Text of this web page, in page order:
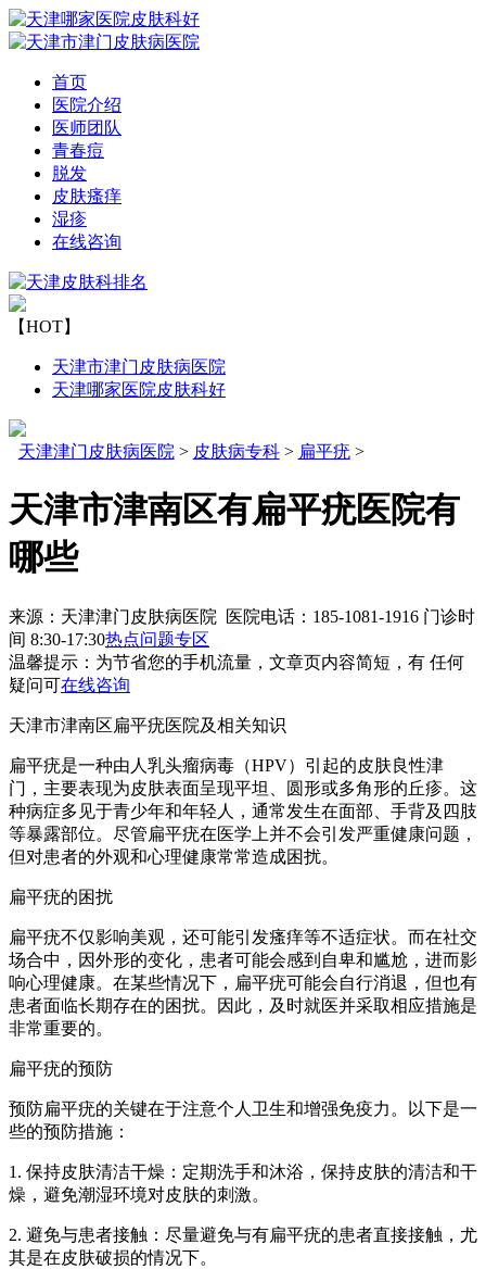
首页
医院介绍
医师团队
青春痘
脱发
皮肤瘙痒
湿疹
在线咨询
【HOT】
天津市津门皮肤病医院
天津哪家医院皮肤科好
天津津门皮肤病医院 > 皮肤病专科> 扁平疣>
天津市津南区有扁平疣医院有
哪些
来源：天津津门皮肤病医院 医院电话：185-1081-1916 门诊时
间 8:30-17:30热点问题专区
温馨提示： 为节省您的手机流量，文章页内容简短，有 任何
疑问可在线咨询
天津市津南区扁平疣医院及相关知识
扁平疣是一种由人乳头瘤病毒（HPV）引起的皮肤良性津
门，主要表现为皮肤表面呈现平坦、圆形或多角形的丘疹。这
种病症多见于青少年和年轻人，通常发生在面部、手背及四肢
等暴露部位。尽管扁平疣在医学上并不会引发严重健康问题，
但对患者的外观和心理健康常常造成困扰。
扁平疣的困扰
扁平疣不仅影响美观，还可能引发瘙痒等不适症状。而在社交
场合中，因外形的变化，患者可能会感到自卑和尴尬，进而影
响心理健康。在某些情况下，扁平疣可能会自行消退，但也有
患者面临长期存在的困扰。因此，及时就医并采取相应措施是
非常重要的。
扁平疣的预防
预防扁平疣的关键在于注意个人卫生和增强免疫力。以下是一
些的预防措施：
1. 保持皮肤清洁干燥：定期洗手和沐浴，保持皮肤的清洁和干
燥，避免潮湿环境对皮肤的刺激。
2. 避免与患者接触：尽量避免与有扁平疣的患者直接接触，尤
其是在皮肤破损的情况下。